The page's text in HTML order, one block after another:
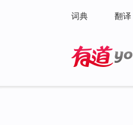
词典 翻译